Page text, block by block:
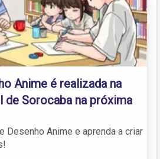
Anime é realizada na
Sorocaba na próxima
Desenho Anime e aprenda a criar